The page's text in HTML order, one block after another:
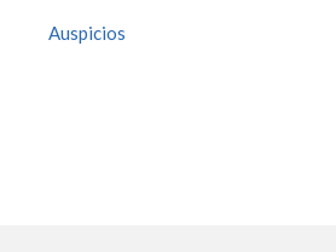
Auspicios